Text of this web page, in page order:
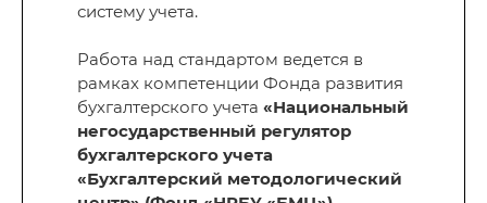
систему учета.
Работа над стандартом ведется в
рамках компетенции Фонда развития
бухгалтерского учета «Национальный
негосударственный регулятор
бухгалтерского учета
«Бухгалтерский методологический